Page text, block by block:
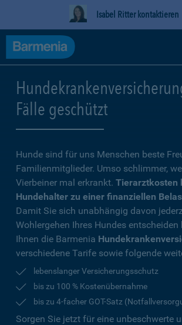
Isabel Ritter kontaktieren
Fälle geschützt
Hunde sind für uns Menschen beste
Familienmitglieder. Umso schlimmer,
Vierbeiner mal erkrankt. Tierarztkosten
Hundehalter zu einer finanziellen
Damit Sie sich unabhängig davon
Wohlergehen Ihres Hundes entscheiden
Ihnen die Barmenia
verschiedene Tarife sowie folgende
lebenslanger Versicherungsschutz
bis zu 100 % Kostenübernahme
bis zu 4-facher GOT-Satz
Sorgen Sie jetzt für eine unbeschwerte